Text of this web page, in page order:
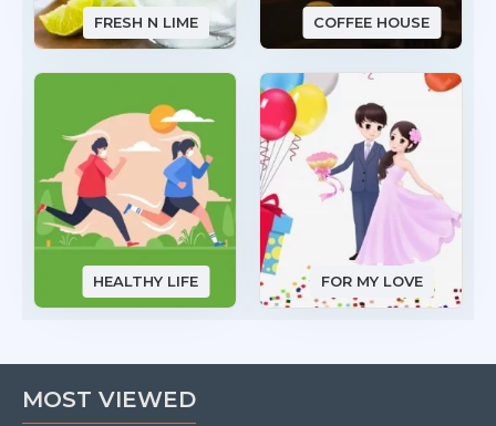
FRESH N LIME COFFEE HOUSE
HEALTHY LIFE FOR MY LOVE
MOST VIEWED